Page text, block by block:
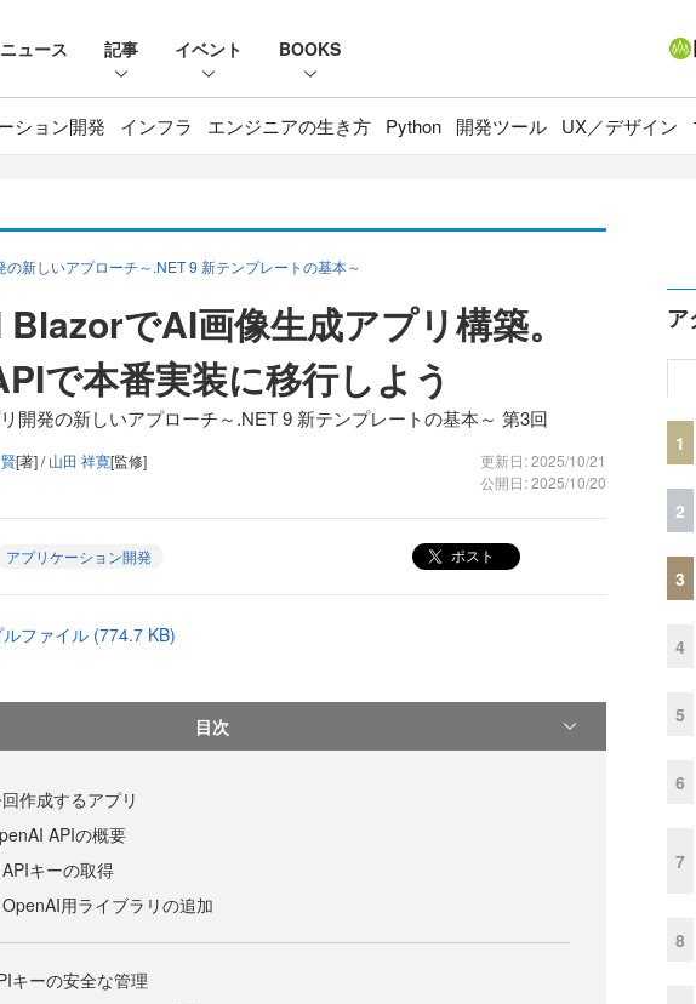
ニュース 記事 イベント BOOKS
ション開発 インフラ エンジニアの生き方 Python 開発ツール UX／デザイン
新しいアプローチ～.NET 9 新テンプレートの基本～
でAI画像生成アプリ構築。
で本番実装に移行しよう
開発の新しいアプローチ～.NET 9 新テンプレートの基本～ 第3回
[著] /山田 祥寛[監修]
更新日: 2025/10/21
公開日: 2025/10/20
アプリケーション開発 ポスト
ファイル (774.7 KB)
目次
作成するアプリ
APIの概要
APIキーの取得
OpenAI用ライブラリの追加
キーの安全な管理
ア
1
2
3
4
5
6
7
8